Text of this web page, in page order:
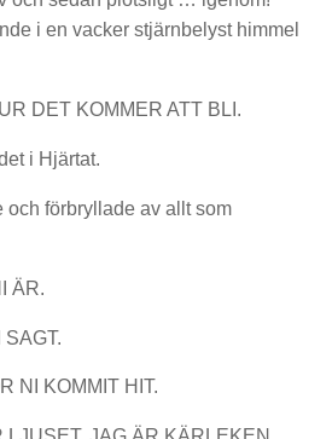
i en vacker stjärnbelyst himmel
DET KOMMER ATT BLI.
i Hjärtat.
och förbryllade av allt som
ÄR.
NI KOMMIT HIT.